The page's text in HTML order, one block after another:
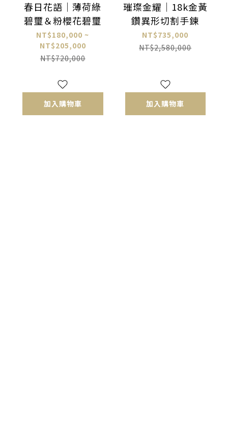
春日花語｜薄荷綠
碧璽＆粉櫻花碧璽
NT$180,000 ~
NT$205,000
NT$720,000
加入購物車
璀璨金耀｜18k金黃
鑽異形切割手鍊
NT$735,000
NT$2,580,000
加入購物車